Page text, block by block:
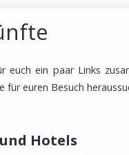
euch ein paar Links
für euren Besuch
Hotels